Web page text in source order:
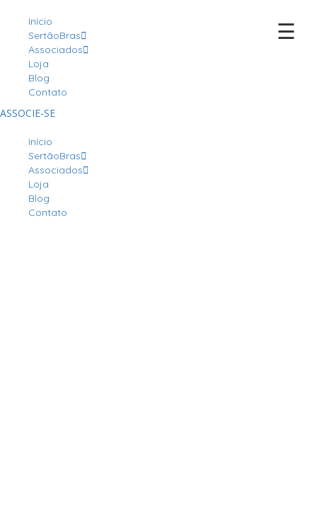
Início
SertãoBras
Associados
Loja
Blog
Contato
ASSOCIE-SE
Início
SertãoBras
Associados
Loja
Blog
Contato
☰